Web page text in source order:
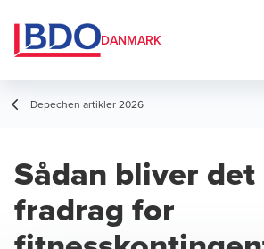
DANMARK
Depechen artikler 2026
Sådan bliver det
fradrag for